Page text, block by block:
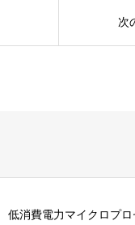
次
低消費電力マイクロプ